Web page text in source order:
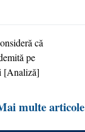
că
pe
[Analiză]
multe articole